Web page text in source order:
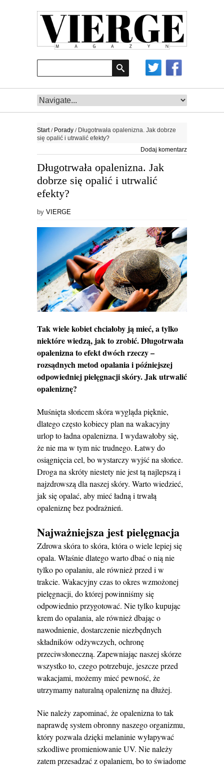
Start/ Porady / Długotrwała opalenizna. Jak dobrze
się opalić i utrwalić efekty?
Dodaj komentarz
Długotrwała opalenizna. Jak
dobrze się opalić i utrwalić
efekty?
by VIERGE
Tak wiele kobiet chciałoby ją mieć, a tylko
niektóre wiedzą, jak to zrobić. Długotrwała
opalenizna to efekt dwóch rzeczy –
rozsądnych metod opalania i późniejszej
odpowiedniej pielęgnacji skóry. Jak utrwalić
opaleniznę?
Muśnięta słońcem skóra wygląda pięknie,
dlatego często kobiecy plan na wakacyjny
urlop to ładna opalenizna. I wydawałoby się,
że nie ma w tym nic trudnego. Łatwy do
osiągnięcia cel, bo wystarczy wyjść na słońce.
Droga na skróty niestety nie jest tą najlepszą i
najzdrowszą dla naszej skóry. Warto wiedzieć,
jak się opalać, aby mieć ładną i trwałą
opaleniznę bez podrażnień.
Najważniejsza jest pielęgnacja
Zdrowa skóra to skóra, która o wiele lepiej się
opala. Właśnie dlatego warto dbać o nią nie
tylko po opalaniu, ale również przed i w
trakcie. Wakacyjny czas to okres wzmożonej
pielęgnacji, do której powinniśmy się
odpowiednio przygotować. Nie tylko kupując
krem do opalania, ale również dbając o
nawodnienie, dostarczenie niezbędnych
składników odżywczych, ochronę
przeciwsłoneczną. Zapewniając naszej skórze
wszystko to, czego potrzebuje, jeszcze przed
wakacjami, możemy mieć pewność, że
utrzymamy naturalną opaleniznę na dłużej.
Nie należy zapominać, że opalenizna to tak
naprawdę system obronny naszego organizmu,
który pozwala dzięki melaninie wyłapywać
szkodliwe promieniowanie UV. Nie należy
zatem przesadzać z opalaniem, bo to świadome